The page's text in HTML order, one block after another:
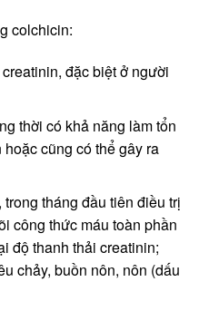
colchicin:
đặc biệt ở người
thời có khả năng làm tổn
cũng có thể gây ra
tháng đầu tiên điều trị
công thức máu toàn phần
độ thanh thải creatinin;
chảy, buồn nôn, nôn (dấu